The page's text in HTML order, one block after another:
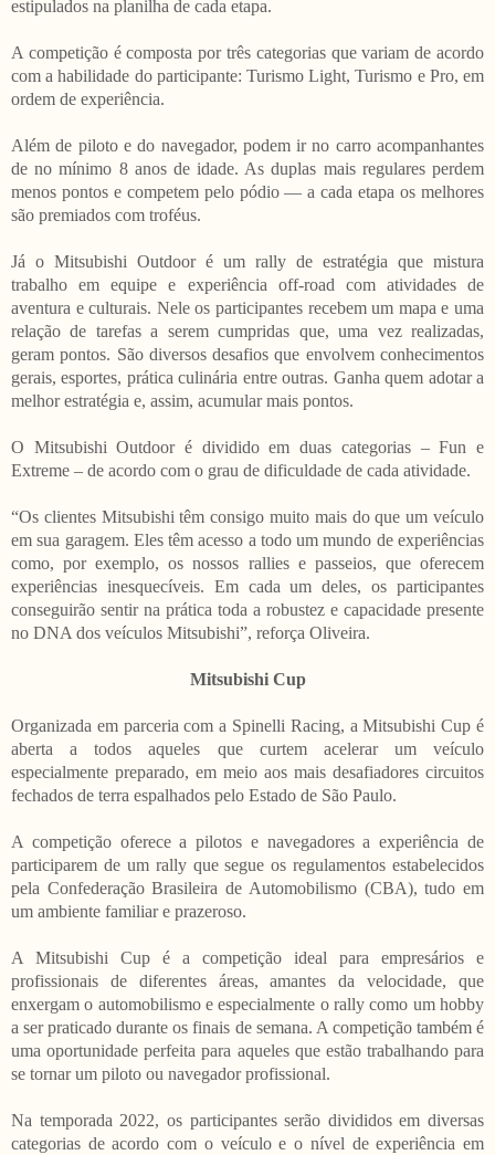
estipulados na planilha de cada etapa.
A competição é composta por três categorias que variam de acordo
com a habilidade do participante: Turismo Light, Turismo e Pro, em
ordem de experiência.
Além de piloto e do navegador, podem ir no carro acompanhantes
de no mínimo 8 anos de idade. As duplas mais regulares perdem
menos pontos e competem pelo pódio ― a cada etapa os melhores
são premiados com troféus.
Já o Mitsubishi Outdoor é um rally de estratégia que mistura
trabalho em equipe e experiência off-road com atividades de
aventura e culturais. Nele os participantes recebem um mapa e uma
relação de tarefas a serem cumpridas que, uma vez realizadas,
geram pontos. São diversos desafios que envolvem conhecimentos
gerais, esportes, prática culinária entre outras. Ganha quem adotar a
melhor estratégia e, assim, acumular mais pontos.
O Mitsubishi Outdoor é dividido em duas categorias – Fun e
Extreme – de acordo com o grau de dificuldade de cada atividade.
“Os clientes Mitsubishi têm consigo muito mais do que um veículo
em sua garagem. Eles têm acesso a todo um mundo de experiências
como, por exemplo, os nossos rallies e passeios, que oferecem
experiências inesquecíveis. Em cada um deles, os participantes
conseguirão sentir na prática toda a robustez e capacidade presente
no DNA dos veículos Mitsubishi”, reforça Oliveira.
Mitsubishi Cup
Organizada em parceria com a Spinelli Racing, a Mitsubishi Cup é
aberta a todos aqueles que curtem acelerar um veículo
especialmente preparado, em meio aos mais desafiadores circuitos
fechados de terra espalhados pelo Estado de São Paulo.
A competição oferece a pilotos e navegadores a experiência de
participarem de um rally que segue os regulamentos estabelecidos
pela Confederação Brasileira de Automobilismo (CBA), tudo em
um ambiente familiar e prazeroso.
A Mitsubishi Cup é a competição ideal para empresários e
profissionais de diferentes áreas, amantes da velocidade, que
enxergam o automobilismo e especialmente o rally como um hobby
a ser praticado durante os finais de semana. A competição também é
uma oportunidade perfeita para aqueles que estão trabalhando para
se tornar um piloto ou navegador profissional.
Na temporada 2022, os participantes serão divididos em diversas
categorias de acordo com o veículo e o nível de experiência em